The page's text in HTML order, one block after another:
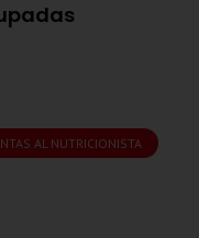
AL NUTRICIONISTA